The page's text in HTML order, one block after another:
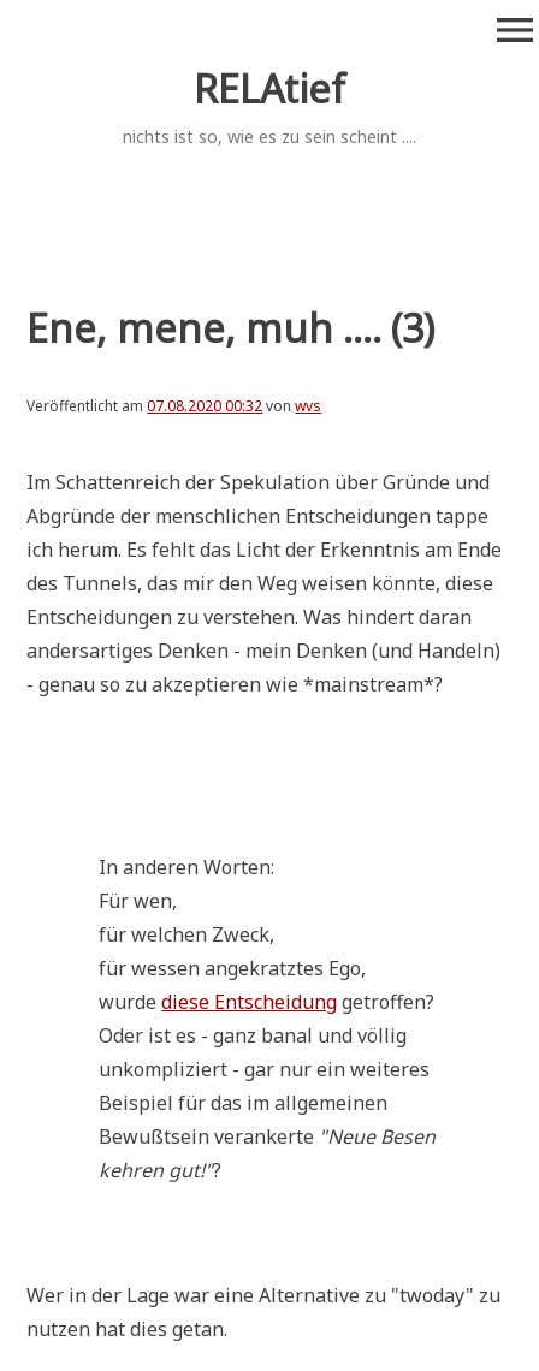
RELAtief
nichts ist so, wie es zu sein scheint ....
menu
Ene, mene, muh .... (3)
Veröffentlicht am07.08.2020 00:32vonwvs
Im Schat­ten­reich der Spe­ku­la­ti­on über Grün­de und
Abgrün­de der mensch­li­chen Ent­schei­dun­gen tap­pe
ich her­um. Es fehlt das Licht der Erkennt­nis am Ende
des Tun­nels, das mir den Weg wei­sen könn­te, die­se
Ent­schei­dun­gen zu ver­ste­hen. Was hin­dert dar­an
anders­ar­ti­ges Den­ken - mein Den­ken (und Han­deln)
- genau so zu akzep­tie­ren wie *main­stream*?
In ande­ren Worten:
Für wen,
für wel­chen Zweck,
für wes­sen ange­kratz­tes Ego,
wur­dedie­se Ent­schei­dunggetroffen?
Oder ist es - ganz banal und völ­lig
unkom­pli­ziert - gar nur ein wei­te­res
Bei­spiel für das im all­ge­mei­nen
Bewußt­sein ver­an­ker­te "Neue Besen
keh­ren gut!"?
Wer in der Lage war eine Alter­na­ti­ve zu "two­day" zu
nut­zen hat dies getan.